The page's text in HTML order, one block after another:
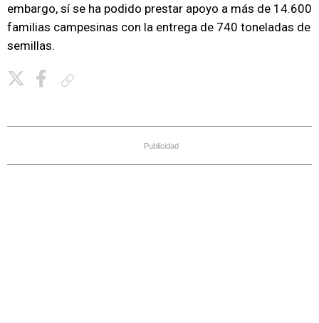
embargo, sí se ha podido prestar apoyo a más de 14.600
familias campesinas con la entrega de 740 toneladas de
semillas.
Publicidad